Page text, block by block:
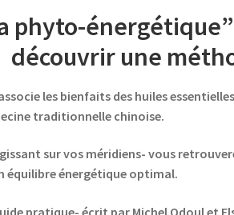
phyto-
découvrir une
les bienfaits des huiles
traditionnelle chinoise.
sur vos méridiens- vous
équilibre énergétique optimal.
pratique- écrit par Michel Odoul et